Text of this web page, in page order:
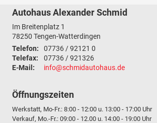
Autohaus Alexander Schmid
Im Breitenplatz 1
78250 Tengen-Watterdingen
Telefon:
07736 / 92121 0
Telefax:
07736 / 921326
E-Mail:
info@schmidautohaus.de
Öffnungszeiten
Werkstatt, Mo-Fr.: 8:00 - 12:00 u. 13:00 - 17:00 Uhr
Verkauf, Mo.-Fr.: 09:00 - 12.00 u. 14:00 - 19:00 Uhr